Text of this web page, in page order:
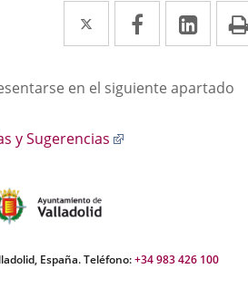
Twitter
Enlace
a
una
externa.
Facebook
Enlace
a
una
a
una
en el siguiente apartado
y Sugerencias
España. Teléfono:+34 983 426 100